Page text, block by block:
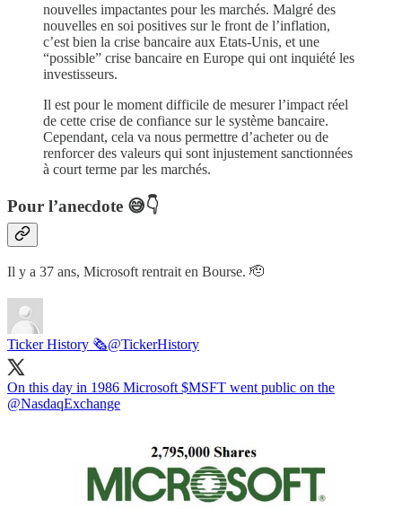
nouvelles impactantes pour les marchés. Malgré des
nouvelles en soi positives sur le front de l’inflation,
c’est bien la crise bancaire aux Etats-Unis, et une
“possible” crise bancaire en Europe qui ont inquiété les
investisseurs.
Il est pour le moment difficile de mesurer l’impact réel
de cette crise de confiance sur le système bancaire.
Cependant, cela va nous permettre d’acheter ou de
renforcer des valeurs qui sont injustement sanctionnées
à court terme par les marchés.
Pour l’anecdote 😅👇
Il y a 37 ans, Microsoft rentrait en Bourse. 🫡
Ticker History 🗞@TickerHistory
On this day in 1986 Microsoft $MSFT went public on the
@NasdaqExchange